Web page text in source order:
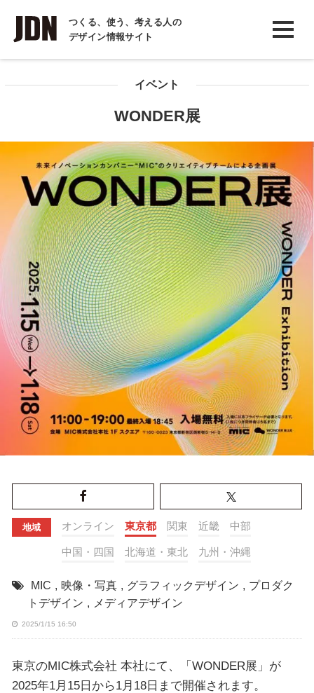
つくる、使う、考える人の
デザイン情報サイト
INTERVIEW
インタビュー
コラム
イベント
WONDER展
地域 オンライン 東京都 関東 近畿 中部
中国・四国 北海道・東北 九州・沖縄
MIC , 映像・写真 , グラフィックデザイン , プロダク
トデザイン , メディアデザイン
2025/1/15 16:50
東京のMIC株式会社 本社にて、「WONDER展」が
2025年1月15日から1月18日まで開催されます。